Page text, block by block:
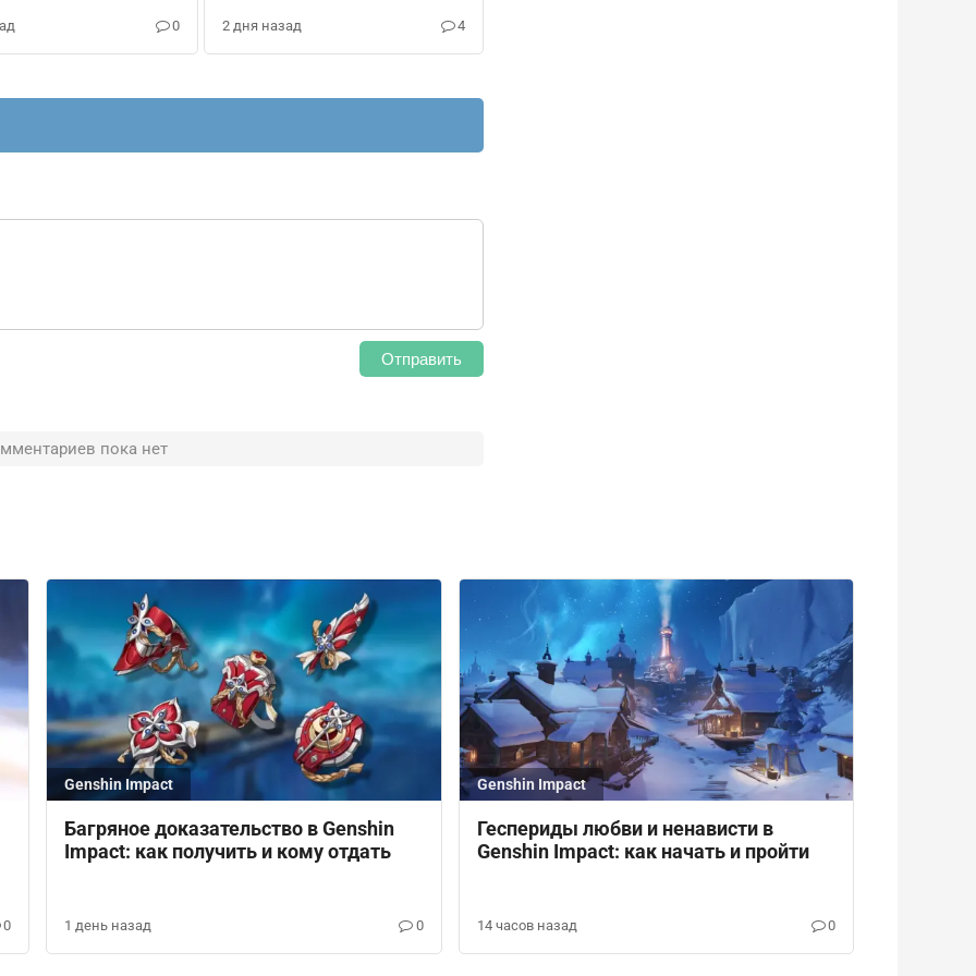
0
Genshin Impact
2 дня назад 4
Отправить
пока нет
0
Genshin Impact
Багряное доказательство в Genshin
Impact: как получить и кому отдать
1 день назад 0
Genshin Impact
Геспериды любви и ненависти в
Genshin Impact: как начать и пройти
14 часов назад 0